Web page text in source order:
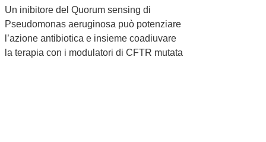
Un inibitore del Quorum sensing di
Pseudomonas aeruginosa può potenziare
l’azione antibiotica e insieme coadiuvare
la terapia con i modulatori di CFTR mutata